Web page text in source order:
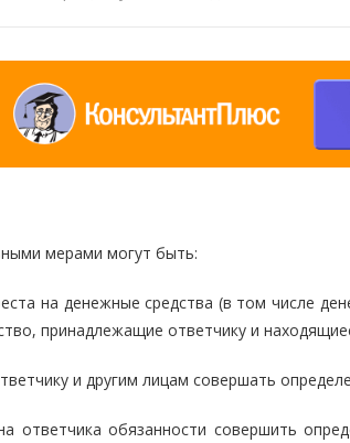
мерами могут быть:
на денежные средства (в том числе
принадлежащие ответчику и
и другим лицам совершать
ответчика обязанности совершить